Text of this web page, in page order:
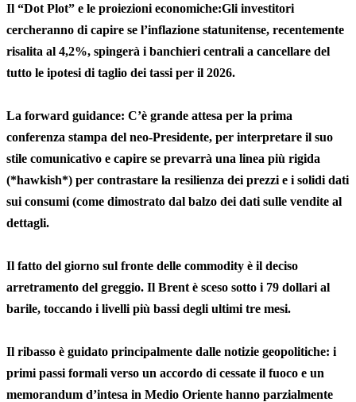
Il “Dot Plot” e le proiezioni economiche:Gli investitori
cercheranno di capire se l’inflazione statunitense, recentemente
risalita al 4,2%, spingerà i banchieri centrali a cancellare del
tutto le ipotesi di taglio dei tassi per il 2026.
La forward guidance: C’è grande attesa per la prima
conferenza stampa del neo-Presidente, per interpretare il suo
stile comunicativo e capire se prevarrà una linea più rigida
(*hawkish*) per contrastare la resilienza dei prezzi e i solidi dati
sui consumi (come dimostrato dal balzo dei dati sulle vendite al
dettagli.
Il fatto del giorno sul fronte delle commodity è il deciso
arretramento del greggio. Il Brent è sceso sotto i 79 dollari al
barile, toccando i livelli più bassi degli ultimi tre mesi.
Il ribasso è guidato principalmente dalle notizie geopolitiche: i
primi passi formali verso un accordo di cessate il fuoco e un
memorandum d’intesa in Medio Oriente hanno parzialmente